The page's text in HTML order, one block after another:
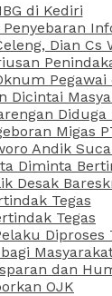
di Kediri
Dian Cs
Dicintai
Migas
Andik
Diminta
Desak
Tegas
Tegas
Diproses
dan
OJK